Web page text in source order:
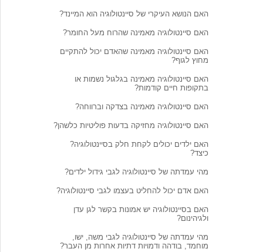
האם הנושא העיקרי של סיינטולוגיה הוא המיינד?
האם סיינטולוגיה מאמינה שהרוח מעל החומר?
האם סיינטולוגיה מאמינה שהאדם יכול להתקיים
מחוץ לגוף?
האם סיינטולוגיה מאמינה בגלגול נשמות או
בתקופות חיים קודמות?
האם סיינטולוגיה מאמינה בצדקה וברווחה?
האם סיינטולוגיה מחזיקה בדעות פוליטיות כלשהן?
האם ילדים יכולים לקחת חלק בסיינטולוגיה?
כיצד?
מהי עמדתה של סיינטולוגיה לגבי גידול ילדים?
האם אדם יכול להחליט בעצמו לגבי סיינטולוגיה?
האם בסיינטולוגיה יש אמונות בקשר לגן עדן
ולגיהינום?
מהי עמדתה של סיינטולוגיה לגבי משה, ישו,
מוחמד, בודהה ודמויות דתיות אחרות מן העבר?